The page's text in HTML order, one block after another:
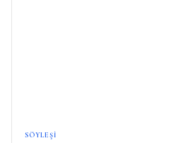
SÖYLEŞI